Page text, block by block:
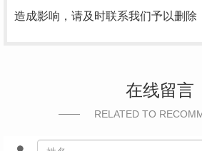
造成影响，请及时联系我们予以删除
在线留言
RELATED TO